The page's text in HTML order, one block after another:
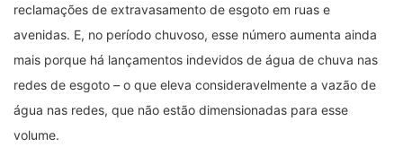
reclamações de extravasamento de esgoto em ruas e
avenidas. E, no período chuvoso, esse número aumenta ainda
mais porque há lançamentos indevidos de água de chuva nas
redes de esgoto – o que eleva consideravelmente a vazão de
água nas redes, que não estão dimensionadas para esse
volume.